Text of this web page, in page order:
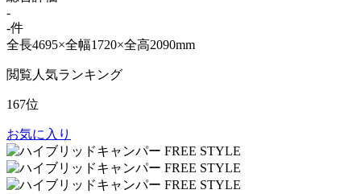
-
-件
全長4695×全幅1720×全高2090mm
閲覧人気ランキング
167位
お気に入り